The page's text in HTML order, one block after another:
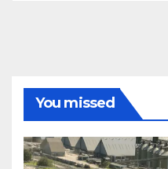
You missed